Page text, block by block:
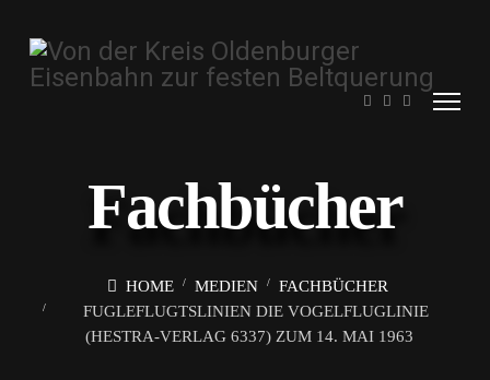
Fachbücher
HOME MEDIEN
FACHBÜCHER
FUGLEFLUGTSLINIEN DIE VOGELFLUGLINIE
(HESTRA-VERLAG 6337) ZUM 14. MAI 1963